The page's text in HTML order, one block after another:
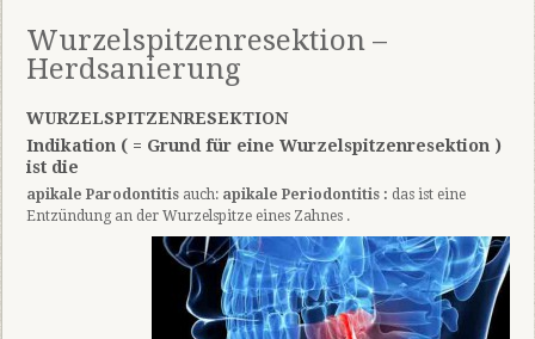
Wurzelspitzenresektion –
Herdsanierung
WURZELSPITZENRESEKTION
Indikation ( = Grund für eine Wurzelspitzenresektion )
ist die
apikale Parodontitisauch: apikale Periodontitis : das ist eine
Entzündung an der Wurzelspitze eines Zahnes .